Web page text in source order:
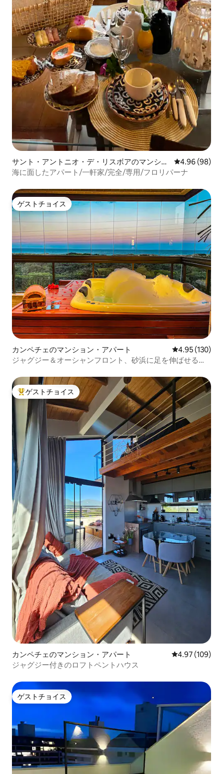
サント・アントニオ・デ・リスボアのマンショ
ン・アパート
レビュー98件
4.96 (98)
海に面したアパート/一軒家/完全/専用/フロリパーナ
ゲストチョイス
ゲストチョイス
カンペチェのマンション・アパート レビュー130
4.95 (130)
ジャグジー＆オーシャンフロント、砂浜に足を伸ばせる、3
大好評のゲストチョイスです。
ゲストチョイス
カンペチェのマンション・アパート レビュー109
4.97 (109)
ジャグジー付きのロフトペントハウス
ゲストチョイス
ゲストチョイス